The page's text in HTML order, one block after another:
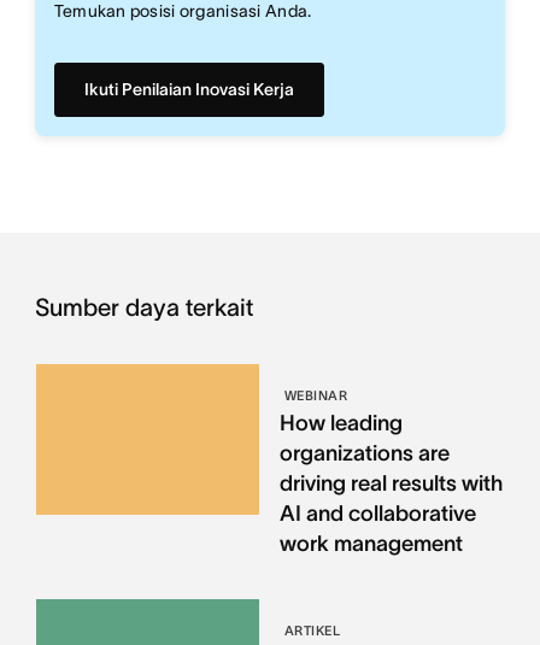
Temukan posisi organisasi Anda.
Ikuti Penilaian Inovasi Kerja
Sumber daya terkait
WEBINAR
How leading
organizations are
driving real results with
AI and collaborative
work management
ARTIKEL